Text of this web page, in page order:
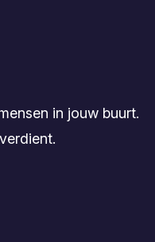
in jouw buurt.